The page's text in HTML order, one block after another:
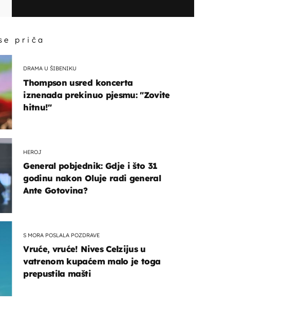
priča
DRAMA U ŠIBENIKU
Thompson usred koncerta
iznenada prekinuo pjesmu: "Zovite
hitnu!"
HEROJ
General pobjednik: Gdje i što 31
godinu nakon Oluje radi general
Ante Gotovina?
S MORA POSLALA POZDRAVE
Vruće, vruće! Nives Celzijus u
vatrenom kupaćem malo je toga
prepustila mašti